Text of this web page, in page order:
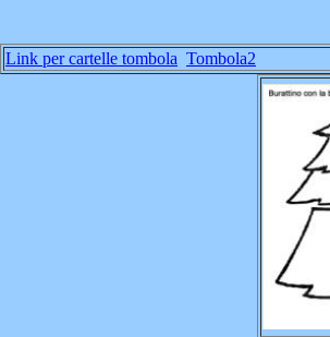
Link per cartelle tombola Tombola2